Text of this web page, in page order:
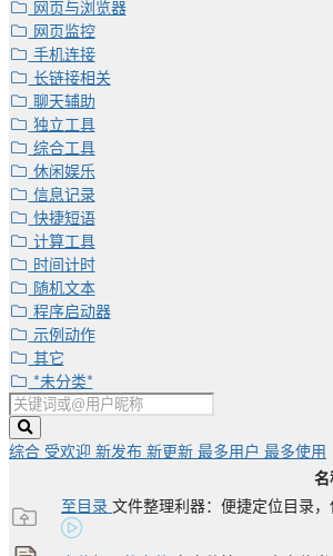
网页与浏览器
网页监控
手机连接
长链接相关
聊天辅助
独立工具
综合工具
休闲娱乐
信息记录
快捷短语
计算工具
时间计时
随机文本
程序启动器
示例动作
其它
*未分类*
综合 受欢迎 新发布 新更新 最多用户 最多使用
名
至目录 文件整理利器：便捷定位目录